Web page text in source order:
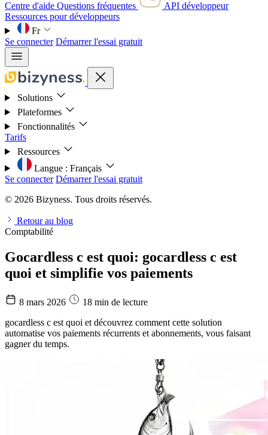
Centre d'aide Questions fréquentes
API développeur
Ressources pour développeurs
Fr
Se connecter Démarrer l'essai gratuit
Solutions
Plateformes
Fonctionnalités
Tarifs
Ressources
Langue : Français
Se connecter Démarrer l'essai gratuit
© 2026 Bizyness. Tous droits réservés.
Retour au blog
Comptabilité
Gocardless c est quoi: gocardless c est
quoi et simplifie vos paiements
8 mars 2026
18 min de lecture
gocardless c est quoi et découvrez comment cette solution
automatise vos paiements récurrents et abonnements, vous faisant
gagner du temps.